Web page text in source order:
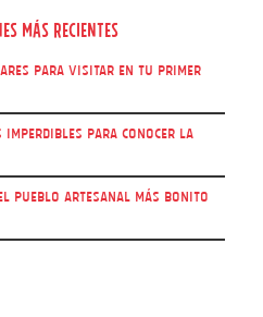
más recientes
para visitar en tu primer
imperdibles para conocer la
pueblo artesanal más bonito